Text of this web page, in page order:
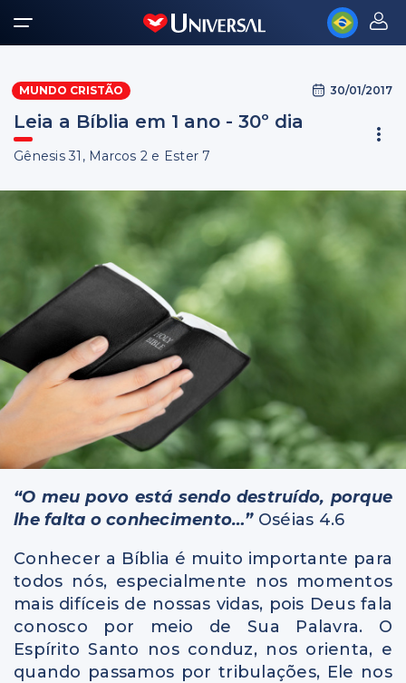
MUNDO CRISTÃO 30/01/2017
Leia a Bíblia em 1 ano - 30º dia
Gênesis 31, Marcos 2 e Ester 7
“O meu povo está sendo destruído, porque
lhe falta o conhecimento…”Oséias 4.6
Conhecer a Bíblia é muito importante para
todos nós, especialmente nos momentos
mais difíceis de nossas vidas, pois Deus fala
conosco por meio de Sua Palavra. O
Espírito Santo nos conduz, nos orienta, e
quando passamos por tribulações, Ele nos